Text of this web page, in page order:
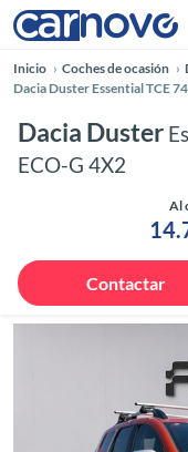
Inicio Coches de ocasión
Dacia Duster Essential TCE
Dacia Duster
ECO-G 4X2
Al
Contactar